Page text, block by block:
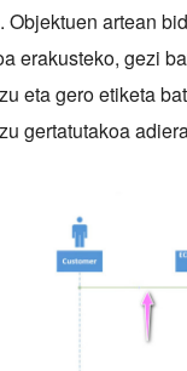
Objektuen artean
erakusteko, gezi
eta gero etiketa
gertatutakoa